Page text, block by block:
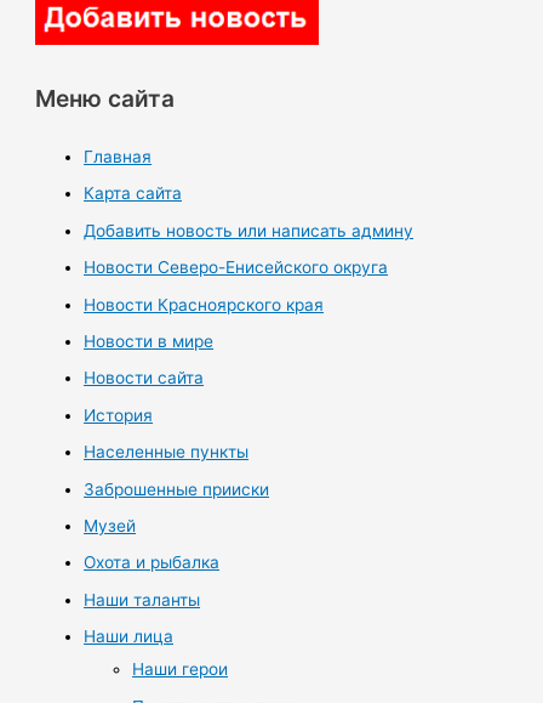
Меню сайта
Главная
Карта сайта
Добавить новость или написать админу
Новости Северо-Енисейского округа
Новости Красноярского края
Новости в мире
Новости сайта
История
Населенные пункты
Заброшенные прииски
Музей
Охота и рыбалка
Наши таланты
Наши лица
Наши герои